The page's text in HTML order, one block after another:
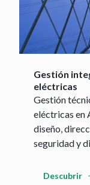
Gestión
eléctricas
Gestión
eléctricas en
diseño,
seguridad y
Descubrir